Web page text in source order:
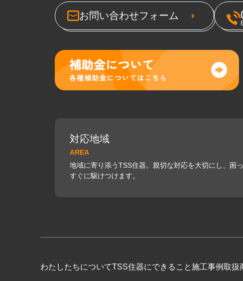
お問い合わせフォーム
対応地域
AREA
地域に寄り添うTSS住器。親切な対応を大切にし、困
すぐに駆けつけます。
わたしたちについてTSS住器にできること施工事例取扱